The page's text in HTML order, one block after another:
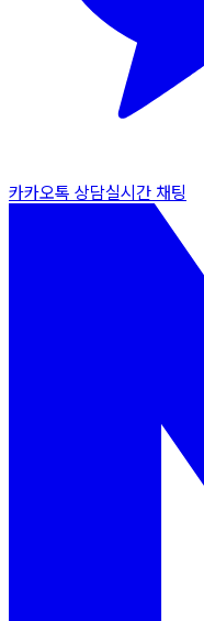
카카오톡 상담실시간 채팅